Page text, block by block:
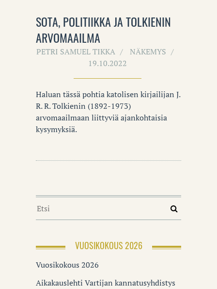
SOTA, POLITIIKKA JA TOLKIENIN
ARVOMAAILMA
PETRI SAMUEL TIKKA
NÄKEMYS
19.10.2022
Haluan tässä pohtia katolisen kirjailijan J.
R. R. Tolkienin (1892-1973)
arvomaailmaan liittyviä ajankohtaisia
kysymyksiä.
VUOSIKOKOUS 2026
Vuosikokous 2026
Aikakauslehti Vartijan kannatusyhdistys